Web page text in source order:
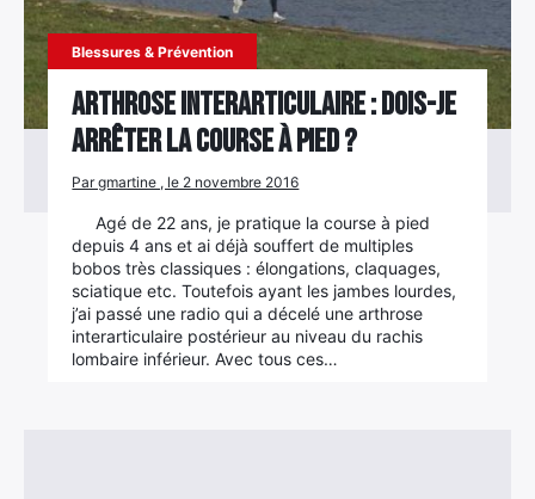
Blessures & Prévention
Arthrose interarticulaire : Dois-je
arrêter la course à pied ?
Par gmartine , le 2 novembre 2016
Agé de 22 ans, je pratique la course à pied
depuis 4 ans et ai déjà souffert de multiples
bobos très classiques : élongations, claquages,
sciatique etc. Toutefois ayant les jambes lourdes,
j’ai passé une radio qui a décelé une arthrose
interarticulaire postérieur au niveau du rachis
lombaire inférieur. Avec tous ces…